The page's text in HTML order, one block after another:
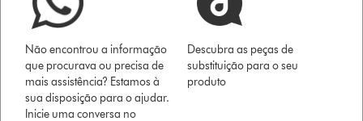
Não encontrou a informação
que procurava ou precisa de
mais assistência? Estamos à
sua disposição para o ajudar.
Inicie uma conversa no
Descubra as peças de
substituição para o seu
produto